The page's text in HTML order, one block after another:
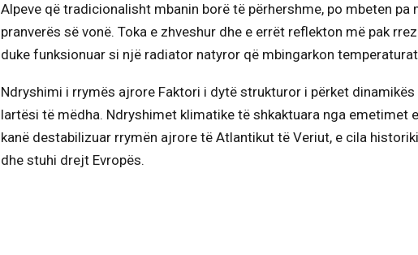
Alpeve që tradicionalisht mbanin borë të përhershme, po mbeten pa
pranverës së vonë. Toka e zhveshur dhe e errët reflekton më pak
duke funksionuar si një radiator natyror që mbingarkon
Ndryshimi i rrymës ajrore Faktori i dytë strukturor i përket
lartësi të mëdha. Ndryshimet klimatike të shkaktuara nga emetimet
kanë destabilizuar rrymën ajrore të Atlantikut të Veriut, e cila
dhe stuhi drejt Evropës.